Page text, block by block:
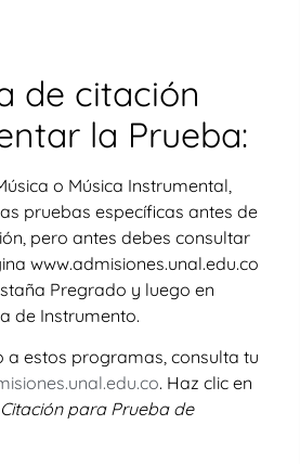
de citación
la Prueba:
o Música Instrumental,
pruebas específicas antes de
pero antes debes consultar
www.admisiones.unal.edu.co
Pregrado y luego en
de Instrumento.
a estos programas, consulta tu
. Haz clic en
Citación para Prueba de